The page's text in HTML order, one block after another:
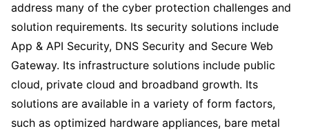
address many of the cyber protection challenges and
solution requirements. Its security solutions include
App & API Security, DNS Security and Secure Web
Gateway. Its infrastructure solutions include public
cloud, private cloud and broadband growth. Its
solutions are available in a variety of form factors,
such as optimized hardware appliances, bare metal